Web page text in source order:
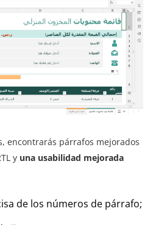
encontrarás párrafos mejorados
y una usabilidad mejorada
de los números de párrafo;